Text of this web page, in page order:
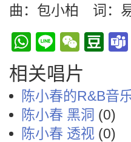
曲：包小柏 词：
WhatsApp
Line
相关唱片
陈小春的R&B音
陈小春 黑洞 (0)
陈小春 透视 (0)